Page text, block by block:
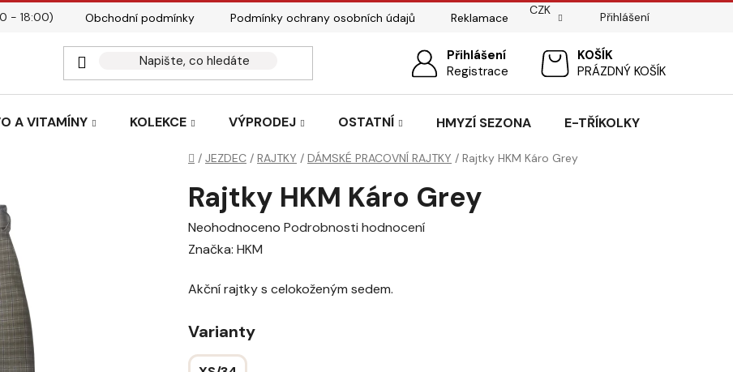
- 18:00) Obchodní podmínky Podmínky ochrany osobních údajů
Reklamace
Pasování sedel pro koně
CZK
Přihlášení
Přihlášení
Registrace
NÁKUPNÍPRÁZDNÝ KOŠÍK
A VITAMÍNY KOLEKCE VÝPRODEJ OSTATNÍ HMYZÍ SEZONA E-TŘÍKOLKY
Domů
/ JEZDEC / RAJTKY / DÁMSKÉ PRACOVNÍ RAJTKY / Rajtky HKM Káro Grey
Rajtky HKM Káro Grey
Průměrné
hodnocení
je
z
5
Neohodnoceno Podrobnosti hodnocení
Značka: HKM
Akční rajtky s celokoženým sedem.
Varianty